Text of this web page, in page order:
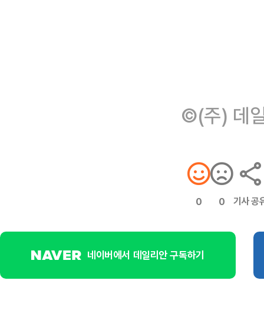
©(주) 데
0 0 기사 공
네이버에서 데일리안 구독하기